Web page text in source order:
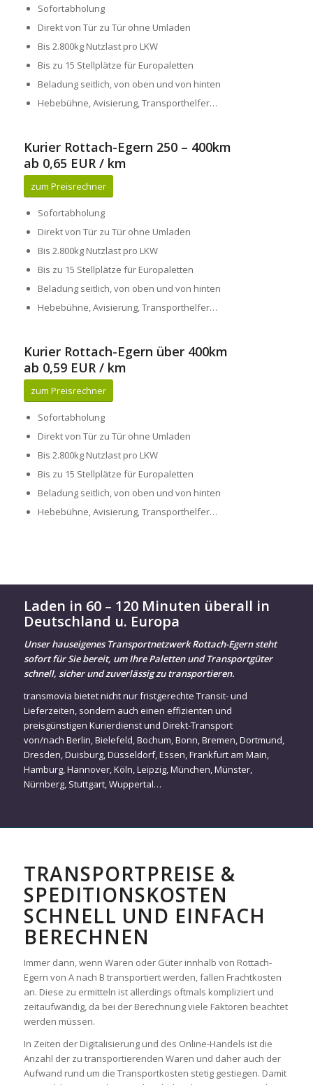
Sofortabholung
Direkt von Tür zu Tür ohne Umladen
Bis 2.800kg Nutzlast pro LKW
Bis zu 15 Stellplätze für Europaletten
Beladung seitlich, von oben und von hinten
Hebebühne, Avisierung, Transporthelfer…
Kurier Rottach-Egern 250 – 400km
ab 0,65 EUR / km
zum Preisrechner
Sofortabholung
Direkt von Tür zu Tür ohne Umladen
Bis 2.800kg Nutzlast pro LKW
Bis zu 15 Stellplätze für Europaletten
Beladung seitlich, von oben und von hinten
Hebebühne, Avisierung, Transporthelfer…
Kurier Rottach-Egern über 400km
ab 0,59 EUR / km
zum Preisrechner
Sofortabholung
Direkt von Tür zu Tür ohne Umladen
Bis 2.800kg Nutzlast pro LKW
Bis zu 15 Stellplätze für Europaletten
Beladung seitlich, von oben und von hinten
Hebebühne, Avisierung, Transporthelfer…
Laden in 60 – 120 Minuten überall in
Deutschland u. Europa
Unser hauseigenes Transportnetzwerk Rottach-Egern steht
sofort für Sie bereit, um Ihre Paletten und Transportgüter
schnell, sicher und zuverlässig zu transportieren.
transmovia bietet nicht nur fristgerechte Transit- und
Lieferzeiten, sondern auch einen effizienten und
preisgünstigen Kurierdienst und Direkt-Transport
von/nach Berlin,Bielefeld,Bochum,Bonn,Bremen,Dortmund,
Dresden,Duisburg,Düsseldorf,Essen,Frankfurt am Main,
Hamburg,Hannover,Köln,Leipzig,München,Münster,
Nürnberg, Stuttgart,Wuppertal…
TRANSPORTPREISE &
SPEDITIONSKOSTEN
SCHNELL UND EINFACH
BERECHNEN
Immer dann, wenn Waren oder Güter innhalb von Rottach-
Egern von A nach B transportiert werden, fallen Frachtkosten
an. Diese zu ermitteln ist allerdings oftmals kompliziert und
zeitaufwändig, da bei der Berechnung viele Faktoren beachtet
werden müssen.
In Zeiten der Digitalisierung und des Online-Handels ist die
Anzahl der zu transportierenden Waren und daher auch der
Aufwand rund um die Transportkosten stetig gestiegen. Damit